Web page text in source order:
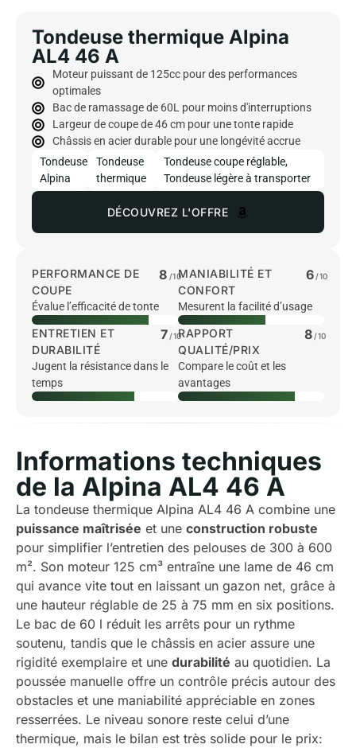
Tondeuse thermique Alpina
AL4 46 A
Moteur puissant de 125cc pour des performances
optimales
Bac de ramassage de 60L pour moins d'interruptions
Largeur de coupe de 46 cm pour une tonte rapide
Châssis en acier durable pour une longévité accrue
Tondeuse
Alpina
Tondeuse
thermique
Tondeuse coupe réglable,
Tondeuse légère à transporter
DÉCOUVREZ L'OFFRE
PERFORMANCE DE
COUPE
8 /10
Évalue l’efficacité de tonte
MANIABILITÉ ET
CONFORT
6 /10
Mesurent la facilité d’usage
ENTRETIEN ET
DURABILITÉ
7 /10
Jugent la résistance dans le
temps
RAPPORT
QUALITÉ/PRIX
8 /10
Compare le coût et les
avantages
Informations techniques
de la Alpina AL4 46 A
La tondeuse thermique Alpina AL4 46 A combine une
puissance maîtrisée et une construction robuste
pour simplifier l’entretien des pelouses de 300 à 600
m². Son moteur 125 cm³ entraîne une lame de 46 cm
qui avance vite tout en laissant un gazon net, grâce à
une hauteur réglable de 25 à 75 mm en six positions.
Le bac de 60 l réduit les arrêts pour un rythme
soutenu, tandis que le châssis en acier assure une
rigidité exemplaire et une durabilité au quotidien. La
poussée manuelle offre un contrôle précis autour des
obstacles et une maniabilité appréciable en zones
resserrées. Le niveau sonore reste celui d’une
thermique, mais le bilan est très solide pour le prix: